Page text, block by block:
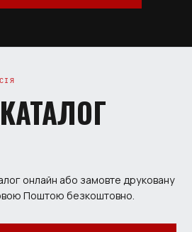
онлайн або замовте друковану
Поштою безкоштовно.